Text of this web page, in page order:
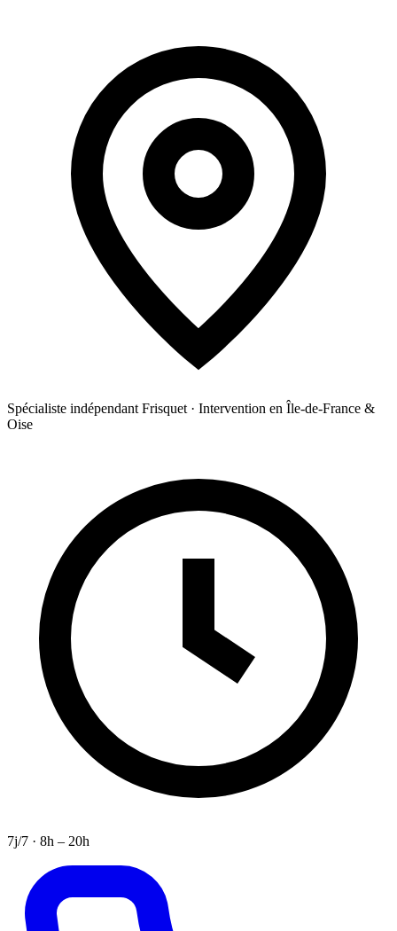
Spécialiste indépendant Frisquet · Intervention en Île-de-France &
Oise
7j/7 · 8h – 20h